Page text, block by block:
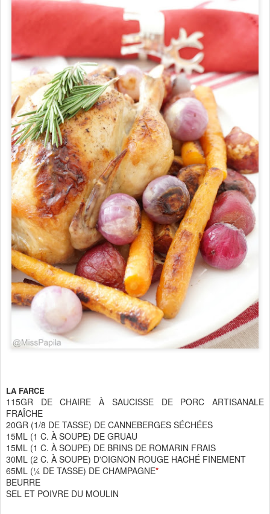
LA FARCE
115GR DE CHAIRE À SAUCISSE DE PORC ARTISANALE
FRAÎCHE
20GR (1/8 DE TASSE) DE CANNEBERGES SÉCHÉES
15ML (1 C. À SOUPE) DE GRUAU
15ML (1 C. À SOUPE) DE BRINS DE ROMARIN FRAIS
30ML (2 C. À SOUPE) D'OIGNON ROUGE HACHÉ FINEMENT
65ML (¼ DE TASSE) DE CHAMPAGNE*
BEURRE
SEL ET POIVRE DU MOULIN